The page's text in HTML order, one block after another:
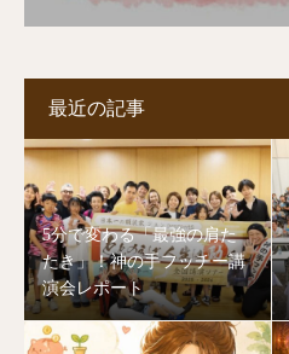
最近の記事
5分で変わる「最強の肩た
たき」！神の手フッチー講
演会レポート